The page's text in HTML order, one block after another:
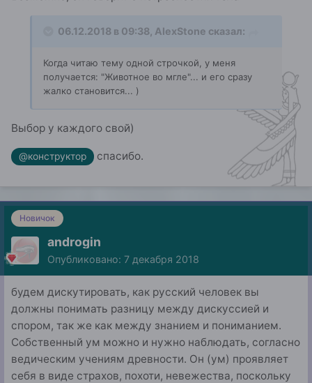
06.12.2018 в 09:38, AlexStone сказал:
Когда читаю тему одной строчкой, у меня
получается: "Животное во мгле"... и его сразу
жалко становится... )
Выбор у каждого свой)
@конструктор спасибо.
Новичок
androgin
Опубликовано: 7 декабря 2018
будем дискутировать, как русский человек вы
должны понимать разницу между дискуссией и
спором, так же как между знанием и пониманием.
Собственный ум можно и нужно наблюдать, согласно
ведическим учениям древности. Он (ум) проявляет
себя в виде страхов, похоти, невежества, поскольку